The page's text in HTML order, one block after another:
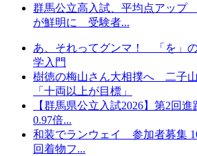
群馬公立高入試、平均点アップ
が鮮明に 受験者...
あ、それってグンマ！ 「を」
学入門
樹徳の梅山さん大相撲へ 二子
「十両以上が目標」
【群馬県公立入試2026】第2回
0.97倍...
和装でランウェイ 参加者募集
回着物フ...